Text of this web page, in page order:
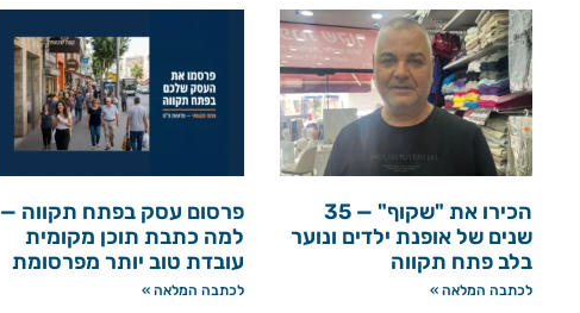
הכירו את "שקוף" — 35
שנים של אופנת ילדים ונוער
בלב פתח תקווה
לכתבה המלאה »
פרסום עסק בפתח תקווה —
למה כתבת תוכן מקומית
עובדת טוב יותר מפרסומת
לכתבה המלאה »